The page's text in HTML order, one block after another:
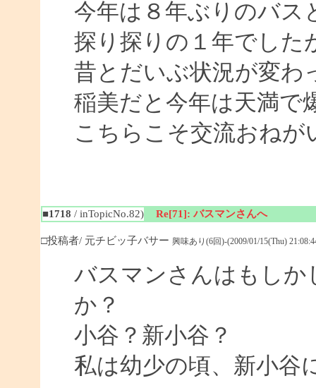
今年は８年ぶりのバス
探り探りの１年でした
昔とだいぶ状況が変わ
稲美だと今年は天満で
こちらこそ交流おねが
■1718 / inTopicNo.82) Re[71]: バスマンさんへ
□投稿者/ 元チビッ子バサー 興味あり(6回)-(2009/01/15(Thu)
バスマンさんはもしか
か？
小谷？新小谷？
私は幼少の頃、新小谷